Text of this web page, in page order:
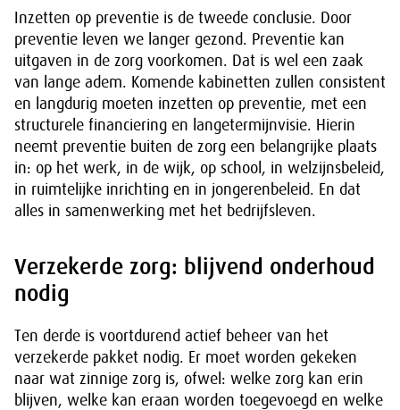
Inzetten op preventie is de tweede conclusie. Door
preventie leven we langer gezond. Preventie kan
uitgaven in de zorg voorkomen. Dat is wel een zaak
van lange adem. Komende kabinetten zullen consistent
en langdurig moeten inzetten op preventie, met een
structurele financiering en langetermijnvisie. Hierin
neemt preventie buiten de zorg een belangrijke plaats
in: op het werk, in de wijk, op school, in welzijnsbeleid,
in ruimtelijke inrichting en in jongerenbeleid. En dat
alles in samenwerking met het bedrijfsleven.
Verzekerde zorg: blijvend onderhoud
nodig
Ten derde is voortdurend actief beheer van het
verzekerde pakket nodig. Er moet worden gekeken
naar wat zinnige zorg is, ofwel: welke zorg kan erin
blijven, welke kan eraan worden toegevoegd en welke